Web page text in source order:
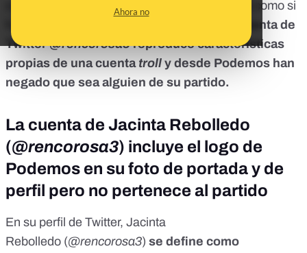
Ahora no
Periodista Digital
señalan a esta cuenta como si
la cuenta de
Twitter@rencorosa3 reproduce características
propias de una cuenta troll y desde Podemos han
negado que sea alguien de su partido.
La cuenta de Jacinta Rebolledo
(@rencorosa3) incluye el logo de
Podemos en su foto de portada y de
perfil pero no pertenece al partido
En su perfil de Twitter, Jacinta
Rebolledo (@rencorosa3) se define como